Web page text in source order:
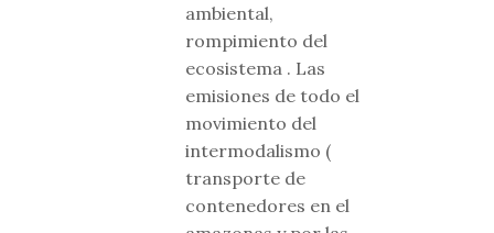
ambiental,
rompimiento del
ecosistema . Las
emisiones de todo el
movimiento del
intermodalismo (
transporte de
contenedores en el